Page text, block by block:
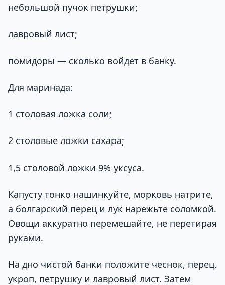
небольшой пучок петрушки;
лавровый лист;
помидоры — сколько войдёт в банку.
Для маринада:
1 столовая ложка соли;
2 столовые ложки сахара;
1,5 столовой ложки 9% уксуса.
Капусту тонко нашинкуйте, морковь натрите,
а болгарский перец и лук нарежьте соломкой.
Овощи аккуратно перемешайте, не перетирая
руками.
На дно чистой банки положите чеснок, перец,
укроп, петрушку и лавровый лист. Затем